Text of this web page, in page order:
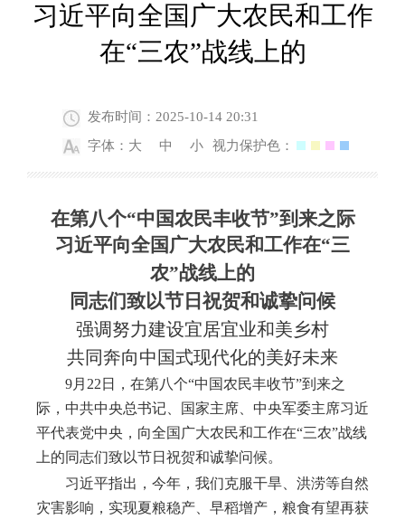
习近平向全国广大农民和工作
在“三农”战线上的
发布时间：2025-10-14 20:31
字体： 大 中 小 视力保护色：
在第八个“中国农民丰收节”到来之际
习近平向全国广大农民和工作在“三
农”战线上的
同志们致以节日祝贺和诚挚问候
强调努力建设宜居宜业和美乡村
共同奔向中国式现代化的美好未来
9月22日 ， 在第八个“中国农民丰收节”到来之
际，中共中央总书记、国家主席、中央军委主席习近
平代表党中央，向全国广大农民和工作在“三农”战线
上的同志们致以节日祝贺和诚挚问候。
习近平指出，今年，我们克服干旱、洪涝等自然
灾害影响，实现夏粮稳产、早稻增产，粮食有望再获